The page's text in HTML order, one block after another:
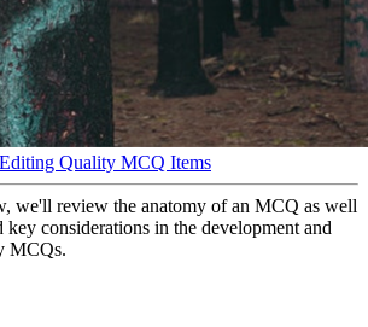
Quality MCQ Items
we'll review the anatomy of an MCQ as well
key considerations in the development and
MCQs.